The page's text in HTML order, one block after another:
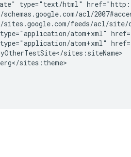
type="text/html"
schemas.google.com/acl/
feeds/acl/site/
atom+xml"
atom+xml"
</sites:siteName>
</sites:theme>